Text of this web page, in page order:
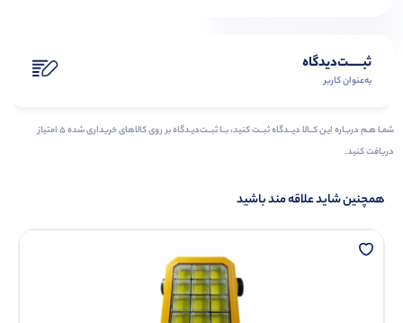
ثبـــــت‌دیدگاه
به‌عنوان کاربر
شمـا هـم دربـاره ایـن کــالا دیــدگاه ثبــت کنید، بــا ثبــت‌دیـدگاه بر روی کالاهای خریداری شده ۵ امتیاز
دریافت کنید.
همچنین شاید علاقه مند باشید